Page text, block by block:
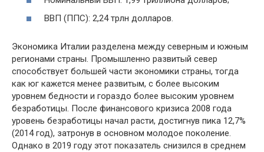
ВВП (ППС): 2,24 трлн долларов.
Экономика Италии разделена между северным и южным
регионами страны. Промышленно развитый север
способствует большей части экономики страны, тогда
как юг кажется менее развитым, с более высоким
уровнем бедности и гораздо более высоким уровнем
безработицы. После финансового кризиса 2008 года
уровень безработицы начал расти, достигнув пика 12,7%
(2014 год), затронув в основном молодое поколение.
Однако в 2019 году этот показатель снизился в среднем